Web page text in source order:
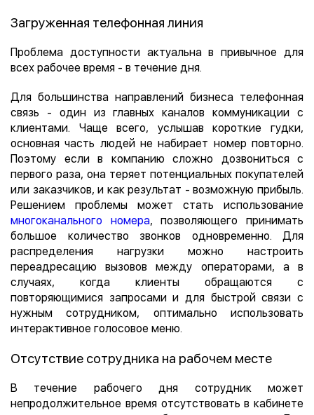
Загруженная телефонная линия
Проблема доступности актуальна в привычное для
всех рабочее время - в течение дня.
Для большинства направлений бизнеса телефонная
связь - один из главных каналов коммуникации с
клиентами. Чаще всего, услышав короткие гудки,
основная часть людей не набирает номер повторно.
Поэтому если в компанию сложно дозвониться с
первого раза, она теряет потенциальных покупателей
или заказчиков, и как результат - возможную прибыль.
Решением проблемы может стать использование
многоканального номера, позволяющего принимать
большое количество звонков одновременно. Для
распределения нагрузки можно настроить
переадресацию вызовов между операторами, а в
случаях, когда клиенты обращаются с
повторяющимися запросами и для быстрой связи с
нужным сотрудником, оптимально использовать
интерактивное голосовое меню.
Отсутствие сотрудника на рабочем месте
В течение рабочего дня сотрудник может
непродолжительное время отсутствовать в кабинете